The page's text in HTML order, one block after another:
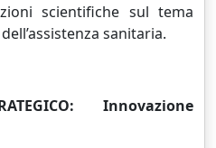
scientifiche sul tema
sanitaria.
Innovazione